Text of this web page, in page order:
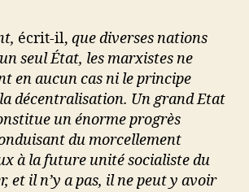
écrit-il, que diverses nations
seul État, les marxistes ne
en aucun cas ni le principe
décentralisation. Un grand Etat
un énorme progrès
du morcellement
à la future unité socialiste du
et il n’y a pas, il ne peut y avoir